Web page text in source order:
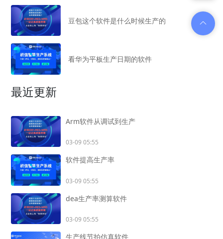
豆包这个软件是什么时候生产的
看华为平板生产日期的软件
最近更新
Arm软件从调试到生产
03-09 05:55
软件提高生产率
03-09 05:55
dea生产率测算软件
03-09 05:55
生产线节拍仿真软件